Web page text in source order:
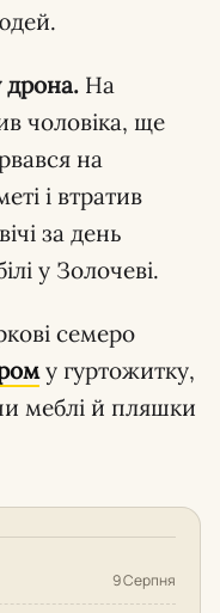
дрона. На
чоловіка, ще
на
і втратив
за день
у Золочеві.
семеро
у гуртожитку,
меблі й пляшки
9 Серпня